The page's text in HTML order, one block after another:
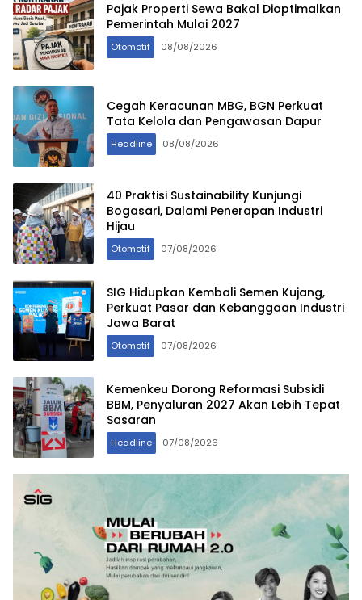
Pajak Properti Sewa Bakal Dioptimalkan
Pemerintah Mulai 2027
Otomotif 08/08/2026
Cegah Keracunan MBG, BGN Perkuat
Tata Kelola dan Pengawasan Dapur
Headline 08/08/2026
40 Praktisi Sustainability Kunjungi
Bogasari, Dalami Penerapan Industri
Hijau
Otomotif 07/08/2026
SIG Hidupkan Kembali Semen Kujang,
Perkuat Pasar dan Kebanggaan Industri
Jawa Barat
Otomotif 07/08/2026
Kemenkeu Dorong Reformasi Subsidi
BBM, Penyaluran 2027 Akan Lebih Tepat
Sasaran
Headline 07/08/2026